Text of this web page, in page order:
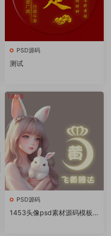
PSD源码
测试
PSD源码
1453头像psd素材源码模板